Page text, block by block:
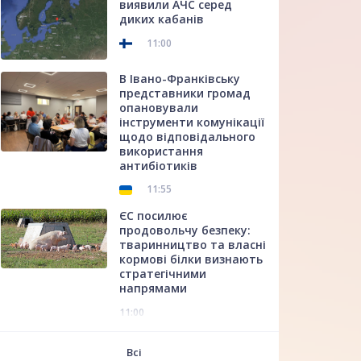
виявили АЧС серед
диких кабанів
11:00
В Івано-Франківську
представники громад
опановували
інструменти комунікації
щодо відповідального
використання
антибіотиків
11:55
ЄС посилює
продовольчу безпеку:
тваринництво та власні
кормові білки визнають
стратегічними
напрямами
11:00
Всі